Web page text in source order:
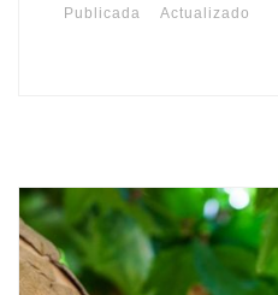
Publicada Actualizado